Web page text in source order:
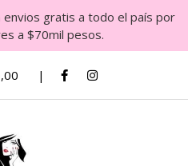
envios gratis a todo el país por
a $70mil pesos.